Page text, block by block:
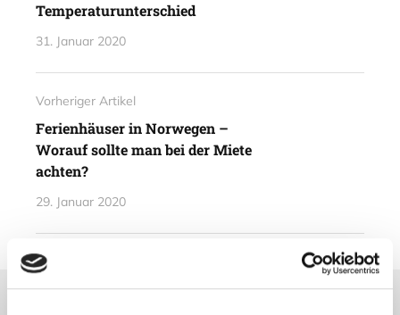
Temperaturunterschied
31. Januar 2020
Vorheriger Artikel
Ferienhäuser in Norwegen –
Worauf sollte man bei der Miete
achten?
29. Januar 2020